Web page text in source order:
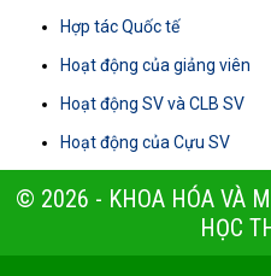
Hợp tác Quốc tế
Hoạt động của giảng viên
Hoạt động SV và CLB SV
Hoạt động của Cựu SV
© 2026 - KHOA HÓA VÀ
HỌC